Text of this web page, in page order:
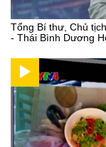
Tổng Bí thư, Chủ
- Thái Bình Dương